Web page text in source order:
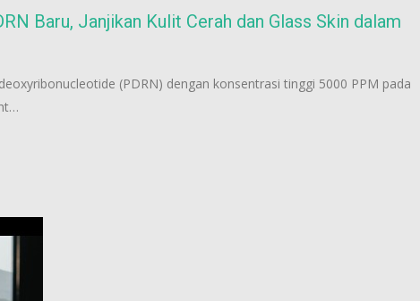
Baru, Janjikan Kulit Cerah dan Glass Skin dalam
(PDRN) dengan konsentrasi tinggi 5000 PPM pada